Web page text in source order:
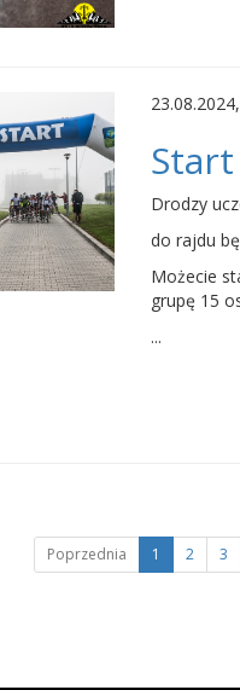
Drodzy
do rajdu
Możecie
grupę 15
...
Poprzednia 1 2 3